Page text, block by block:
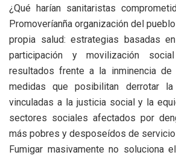
¿Qué harían sanitaristas
Promoveríanña organización del
propia salud: estrategias basadas
participación y movilización
resultados frente a la inminencia de
medidas que posibilitan derrotar la
vinculadas a la justicia social y la
sectores sociales afectados por
más pobres y desposeídos de
Fumigar masivamente no soluciona